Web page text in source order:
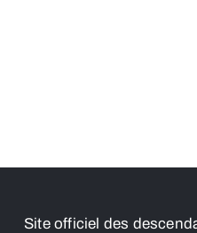
Site officiel des